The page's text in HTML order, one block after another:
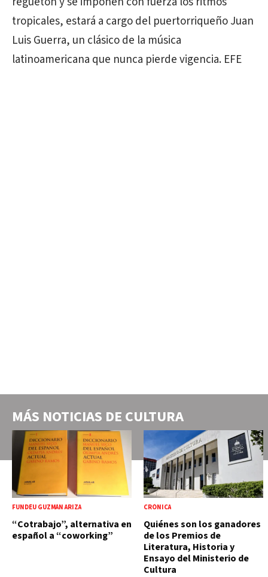
tropicales, estará a cargo del puertorriqueño Juan
Luis Guerra, un clásico de la música
latinoamericana que nunca pierde vigencia. EFE
MÁS NOTICIAS DE CULTURA
FUNDÉU GUZMÁN ARIZA
“Cotrabajo”, alternativa en
español a “coworking”
CRÓNICA
Quiénes son los ganadores
de los Premios de
Literatura, Historia y
Ensayo del Ministerio de
Cultura